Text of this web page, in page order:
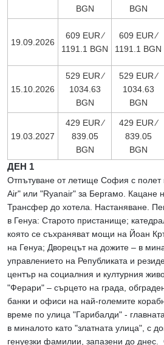
BGN
BGN
19.09.2026
609 EUR ∕
1191.1 BGN
609 EUR ∕
1191.1 BGN
15.10.2026
529 EUR ∕
1034.63
BGN
529 EUR ∕
1034.63
BGN
19.03.2027
429 EUR ∕
839.05
BGN
429 EUR ∕
839.05
BGN
ДЕН 1
Отпътуване от летище София с полет
Air" или "Ryanair" за Бергамо. Кацане
Трансфер до хотела. Настаняване.
в Генуа: Старото пристанище;
която се съхраняват мощи на Йоан
на Генуа; Дворецът на дожите – в
управлението на Републиката и
център на социалния и културния
"Ферари" – сърцето на града,
банки и офиси на най-големите
време по улица "Гарибалди" -
в миналото като "златната улица", с
генуезки фамилии, запазени до днес.